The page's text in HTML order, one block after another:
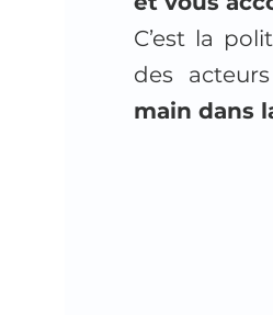
C’est la
des
main dans